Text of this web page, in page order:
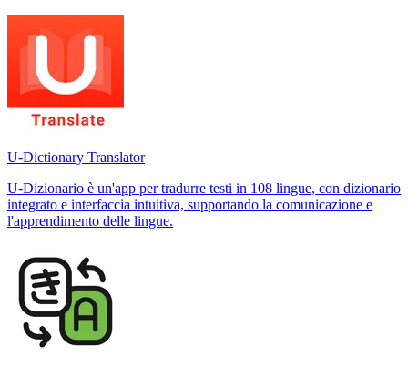
U-Dictionary Translator
U-Dizionario è un'app per tradurre testi in 108 lingue, con dizionario
integrato e interfaccia intuitiva, supportando la comunicazione e
l'apprendimento delle lingue.